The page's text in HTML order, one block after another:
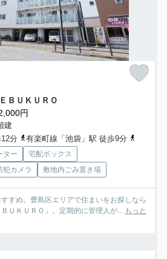
ＢＵＫＵＲＯ
円
建
分
有楽町線「池袋」駅 徒歩9分
ター
宅配ボックス
犯カメラ 敷地内ごみ置き場
すめ。豊島区エリアで住まいをお探しなら
ＵＫＵＲＯ」。定期的に管理人が... もっと